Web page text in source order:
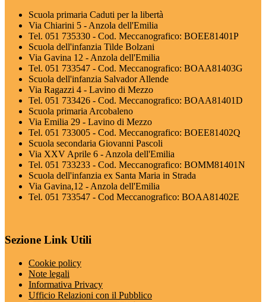
Scuola primaria Caduti per la libertà
Via Chiarini 5 - Anzola dell'Emilia
Tel. 051 735330 - Cod. Meccanografico: BOEE81401P
Scuola dell'infanzia Tilde Bolzani
Via Gavina 12 - Anzola dell'Emilia
Tel. 051 733547 - Cod. Meccanografico: BOAA81403G
Scuola dell'infanzia Salvador Allende
Via Ragazzi 4 - Lavino di Mezzo
Tel. 051 733426 - Cod. Meccanografico: BOAA81401D
Scuola primaria Arcobaleno
Via Emilia 29 - Lavino di Mezzo
Tel. 051 733005 - Cod. Meccanografico: BOEE81402Q
Scuola secondaria Giovanni Pascoli
Via XXV Aprile 6 - Anzola dell'Emilia
Tel. 051 733233 - Cod. Meccanografico: BOMM81401N
Scuola dell'infanzia ex Santa Maria in Strada
Via Gavina,12 - Anzola dell'Emilia
Tel. 051 733547 - Cod Meccanografico: BOAA81402E
Sezione Link Utili
Cookie policy
Note legali
Informativa Privacy
Ufficio Relazioni con il Pubblico